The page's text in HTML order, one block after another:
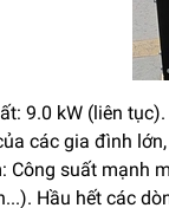
9.0 kW (liên
các gia đình
Công suất mạnh
Hầu hết các